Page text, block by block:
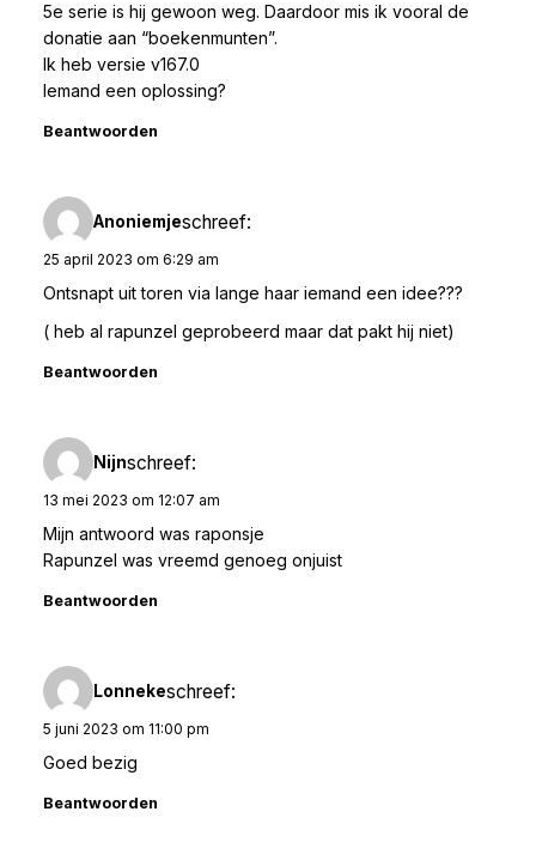
5e serie is hij gewoon weg. Daardoor mis ik vooral de
donatie aan “boekenmunten”.
Ik heb versie v167.0
Iemand een oplossing?
Beantwoorden
Anoniemjeschreef:
25 april 2023 om 6:29 am
Ontsnapt uit toren via lange haar iemand een idee???
( heb al rapunzel geprobeerd maar dat pakt hij niet)
Beantwoorden
Nijnschreef:
13 mei 2023 om 12:07 am
Mijn antwoord was raponsje
Rapunzel was vreemd genoeg onjuist
Beantwoorden
Lonnekeschreef:
5 juni 2023 om 11:00 pm
Goed bezig
Beantwoorden